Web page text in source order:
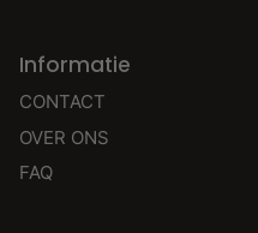
Informatie
CONTACT
OVER ONS
FAQ